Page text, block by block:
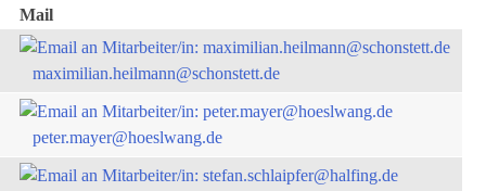
Mail
maximilian.heilmann@schonstett.de
peter.mayer@hoeslwang.de